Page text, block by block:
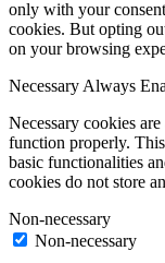
only with your
cookies. But opting
on your browsing
Necessary Always
Necessary cookies
function properly.
basic functionalities
cookies do not store
Non-necessary
Non-necessary